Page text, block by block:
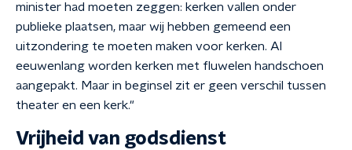
minister had moeten zeggen: kerken vallen onder
publieke plaatsen, maar wij hebben gemeend een
uitzondering te moeten maken voor kerken. Al
eeuwenlang worden kerken met fluwelen handschoen
aangepakt. Maar in beginsel zit er geen verschil tussen
theater en een kerk."
Vrijheid van godsdienst